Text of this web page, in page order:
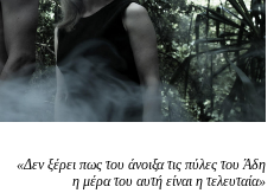
«Δεν ξέρει πως του άνοιξα τις πύλες του Άδη
η μέρα του αυτή είναι η τελευταία»